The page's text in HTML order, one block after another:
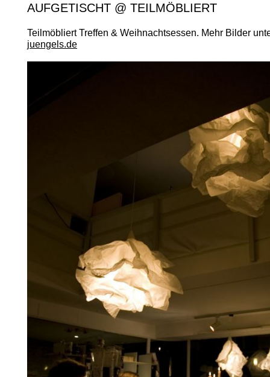
AUFGETISCHT @ TEILMÖBLIERT
Teilmöbliert Treffen & Weihnachtsessen. Mehr Bilder
juengels.de